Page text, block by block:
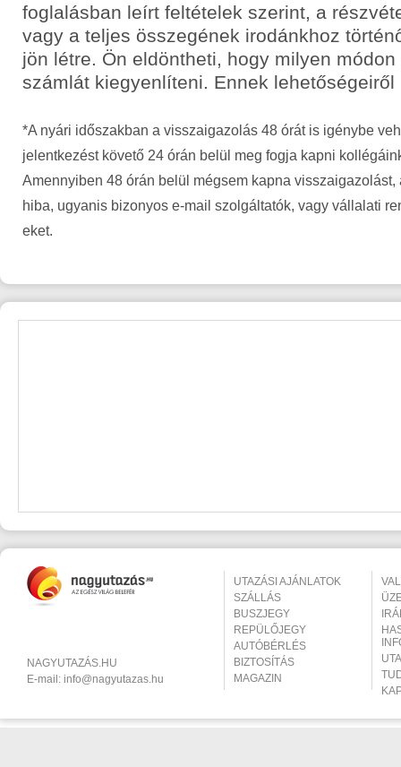
foglalásban leírt feltételek szerint, a
vagy a teljes összegének irodánkhoz
jön létre. Ön eldöntheti, hogy milyen
számlát kiegyenlíteni. Ennek lehetőségeiről
*A nyári időszakban a visszaigazolás 48 órát is igénybe
jelentkezést követő 24 órán belül meg fogja kapni
Amennyiben 48 órán belül mégsem kapna
hiba, ugyanis bizonyos e-mail szolgáltatók, vagy vállalati
eket.
NAGYUTAZÁS.HU
E-mail: info@nagyutazas.hu
UTAZÁSI AJÁNLATOK
SZÁLLÁS
BUSZJEGY
REPÜLŐJEGY
AUTÓBÉRLÉS
BIZTOSÍTÁS
MAGAZIN